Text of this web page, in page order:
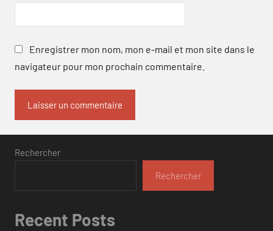
Enregistrer mon nom, mon e-mail et mon site dans le
navigateur pour mon prochain commentaire.
Rechercher
Rechercher
Recent Posts